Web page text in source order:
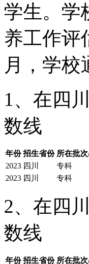
学生。学
养工作评
月，学校
1、在四
数线
年份 招生省份 所在批
2023 四川 专科
2023 四川 专科
2、在四
数线
年份 招生省份 所在批